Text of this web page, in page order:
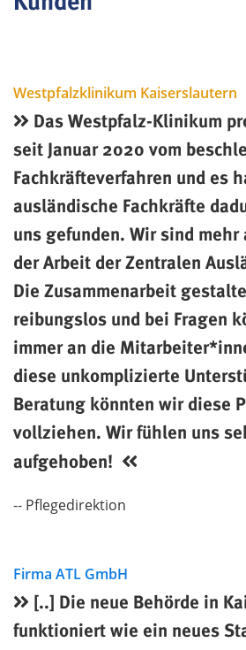
Westpfalzklinikum Kaiserslautern
Das Westpfalz-Klinikum
seit Januar 2020 vom
Fachkräfteverfahren und es
ausländische Fachkräfte
uns gefunden. Wir sind
der Arbeit der Zentralen
Die Zusammenarbeit
reibungslos und bei Fragen
immer an die
diese unkomplizierte
Beratung könnten wir diese
vollziehen. Wir fühlen uns
aufgehoben!
-- Pflegedirektion
Firma ATL GmbH
[..] Die neue Behörde in
funktioniert wie ein neues